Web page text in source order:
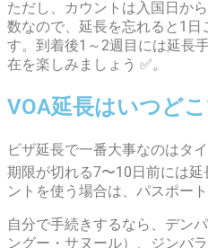
ただし、カウントは入国日か
数なので、延長を忘れると1日
す。到着後1～2週目には延長
在を楽しみましょう ✅。
VOA延長はいつど
ビザ延長で一番大事なのはタ
期限が切れる7〜10日前には
ントを使う場合は、パスポー
自分で手続きするなら、デン
ングー・サヌール）、ジンバ